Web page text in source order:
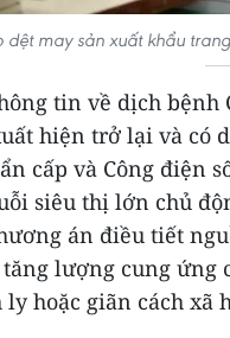
dệt may sản xuất khẩu
tin về dịch bệnh
hiện trở lại và có
cấp và Công điện
siêu thị lớn chủ
án điều tiết
lượng cung ứng
ly hoặc giãn cách xã